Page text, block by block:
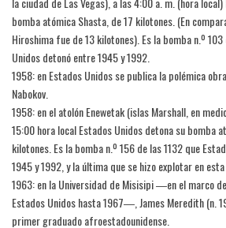
bomba atómica Shasta, de 17 kilotones. (En
Hiroshima fue de 13 kilotones). Es la bomba n.º
Unidos detonó entre 1945 y 1992.
1958: en Estados Unidos se publica la polémica
Nabokov.
1958: en el atolón Enewetak (islas Marshall, en
15:00 hora local Estados Unidos detona su bomba
kilotones. Es la bomba n.º 156 de las 1132 que
1945 y 1992, y la última que se hizo explotar en esta
1963: en la Universidad de Misisipi ―en el marco
Estados Unidos hasta 1967―, James Meredith (n.
primer graduado afroestadounidense.